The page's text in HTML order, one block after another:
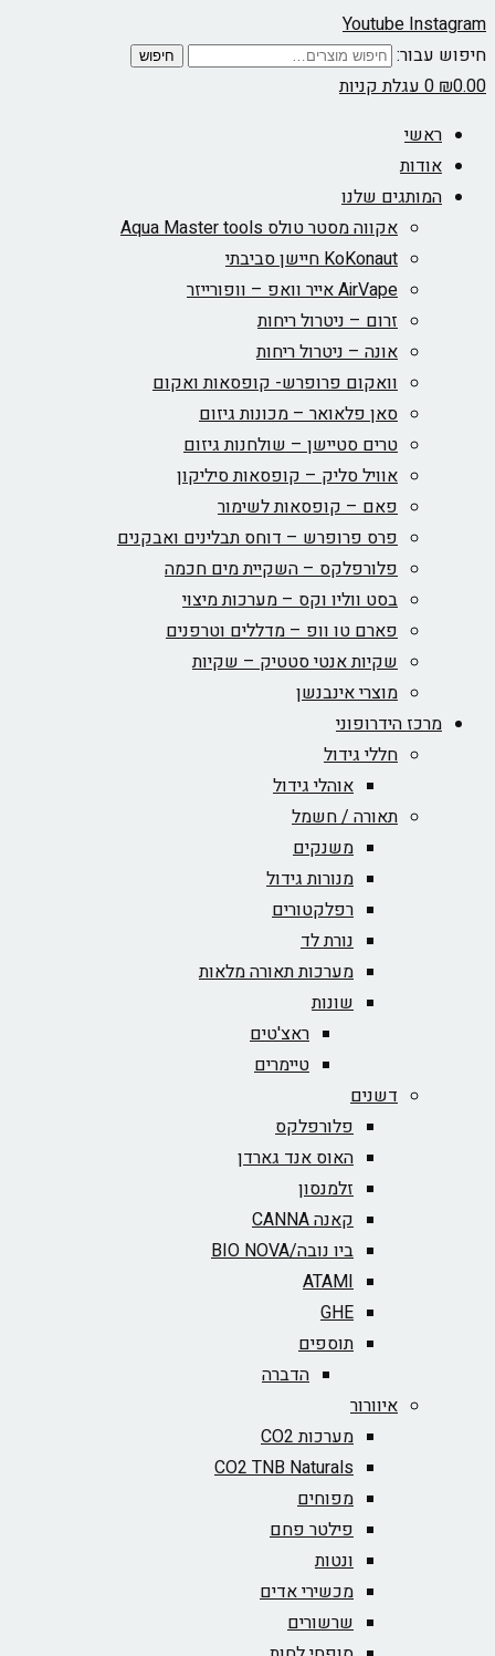
YoutubeInstagram
חיפוש עבור:
חיפוש
₪0.00
0עגלת קניות
ראשי
אודות
המותגים שלנו
אקווה מסטר טולס Aqua Master tools
KoKonaut חיישן סביבתי
AirVape אייר וואפ – וופורייזר
זרום – ניטרול ריחות
אונה – ניטרול ריחות
וואקום פרופרש- קופסאות ואקום
סאן פלאואר – מכונות גיזום
טרים סטיישן – שולחנות גיזום
אוויל סליק – קופסאות סיליקון
פאם – קופסאות לשימור
פרס פרופרש – דוחס תבלינים ואבקנים
פלורפלקס – השקיית מים חכמה
בסט ווליו וקס – מערכות מיצוי
פארם טו וופ – מדללים וטרפנים
שקיות אנטי סטטיק – שקיות
מוצרי אינבנשן
מרכז הידרופוני
חללי גידול
אוהלי גידול
תאורה / חשמל
משנקים
מנורות גידול
רפלקטורים
נורת לד
מערכות תאורה מלאות
שונות
ראצ'טים
טיימרים
דשנים
פלורפלקס
האוס אנד גארדן
זלמנסון
קאנה CANNA
ביו נובה/BIO NOVA‏
ATAMI
GHE
תוספים
הדברה
איוורור
מערכות CO2
CO2 TNB Naturals
מפוחים
פילטר פחם
ונטות
מכשירי אדים
שרשורים